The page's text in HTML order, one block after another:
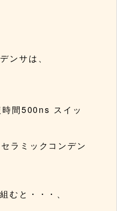
ンサは、
間500ns スイッ
ラミックコンデン
むと・・・、